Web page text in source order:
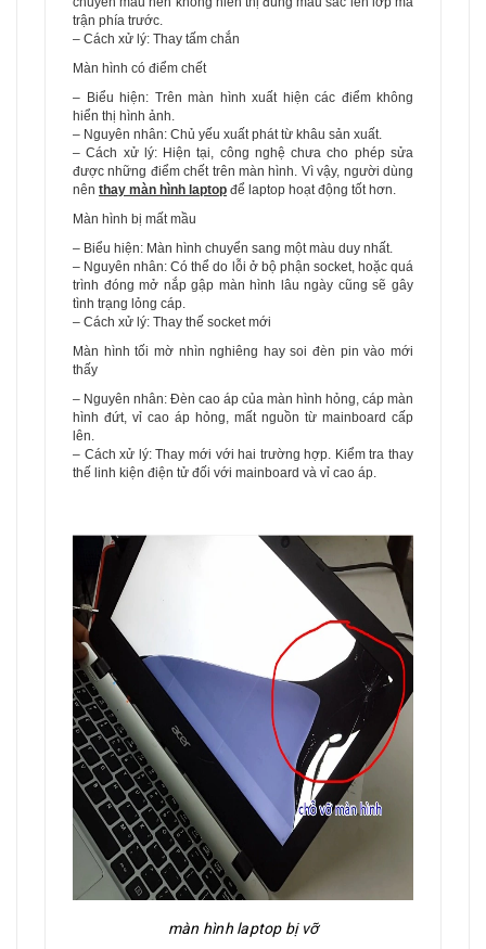
trận phía trước.
– Cách xử lý: Thay tấm chắn
Màn hình có điểm chết
– Biểu hiện: Trên màn hình xuất hiện các điểm không
hiển thị hình ảnh.
– Nguyên nhân: Chủ yếu xuất phát từ khâu sản xuất.
– Cách xử lý: Hiện tại, công nghệ chưa cho phép sửa
được những điểm chết trên màn hình. Vì vậy, người dùng
nên thay màn hình laptop để laptop hoạt động tốt hơn.
Màn hình bị mất mầu
– Biểu hiện: Màn hình chuyển sang một màu duy nhất.
– Nguyên nhân: Có thể do lỗi ở bộ phận socket, hoặc quá
trình đóng mở nắp gập màn hình lâu ngày cũng sẽ gây
tình trạng lỏng cáp.
– Cách xử lý: Thay thế socket mới
Màn hình tối mờ nhìn nghiêng hay soi đèn pin vào mới
thấy
– Nguyên nhân: Đèn cao áp của màn hình hỏng, cáp màn
hình đứt, vỉ cao áp hỏng, mất nguồn từ mainboard cấp
lên.
– Cách xử lý: Thay mới với hai trường hợp. Kiểm tra thay
thế linh kiện điện tử đối với mainboard và vỉ cao áp.
màn hình laptop bị vỡ